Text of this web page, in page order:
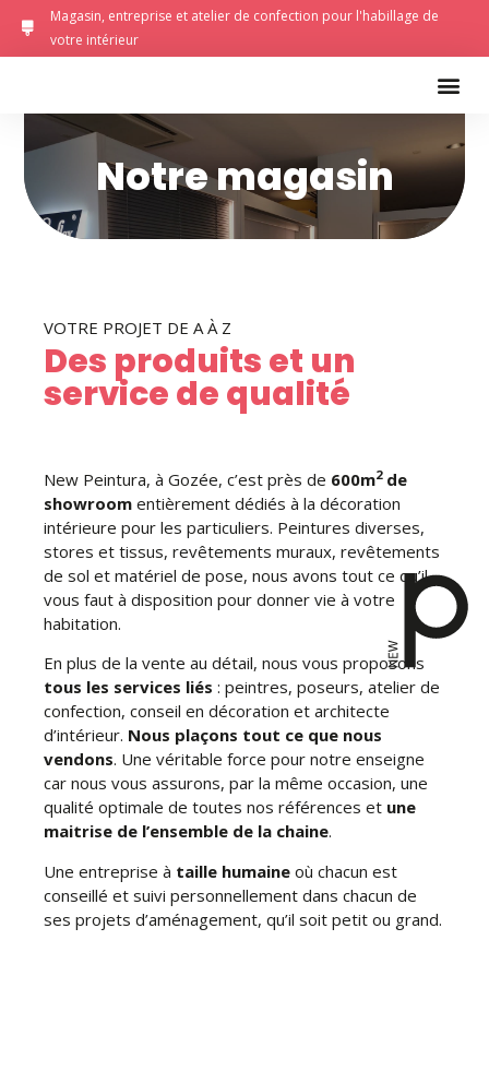
Magasin, entreprise et atelier de confection pour l'habillage de
votre intérieur
Notre magasin
VOTRE PROJET DE A À Z
Des produits et un
service de qualité
New Peintura, à Gozée, c’est près de 600m2de
showroom entièrement dédiés à la décoration
intérieure pour les particuliers. Peintures diverses,
stores et tissus, revêtements muraux, revêtements
de sol et matériel de pose, nous avons tout ce qu’il
vous faut à disposition pour donner vie à votre
habitation.
En plus de la vente au détail, nous vous proposons
tous les services liés : peintres, poseurs, atelier de
confection, conseil en décoration et architecte
d’intérieur. Nous plaçons tout ce que nous
vendons. Une véritable force pour notre enseigne
car nous vous assurons, par la même occasion, une
qualité optimale de toutes nos références et une
maitrise de l’ensemble de la chaine.
Une entreprise à taille humaine où chacun est
conseillé et suivi personnellement dans chacun de
ses projets d’aménagement, qu’il soit petit ou grand.